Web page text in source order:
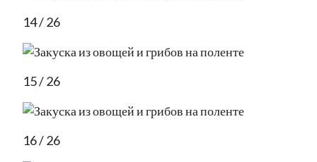
14 / 26
15 / 26
16 / 26